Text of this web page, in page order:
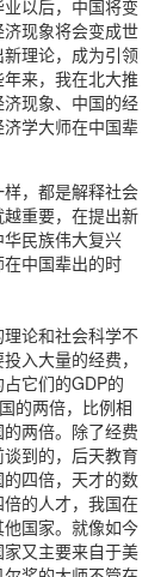
以后，中国将变
现象将会变成世
理论，成为引领
来，我在北大推
现象、中国的经
学大师在中国辈
，都是解释社会
重要，在提出新
民族伟大复兴
中国辈出的时
论和社会科学不
入大量的经费，
它们的GDP的
的两倍，比例相
两倍。除了经费
到的，后天教育
四倍，天才的数
的人才，我国在
国家。就像如今
又主要来自于美